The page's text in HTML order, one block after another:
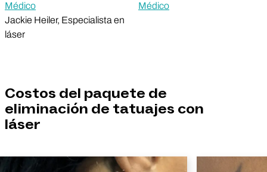
Médico
Médico
Jackie Heiler, Especialista en
láser
Costos del paquete de
eliminación de tatuajes con
láser